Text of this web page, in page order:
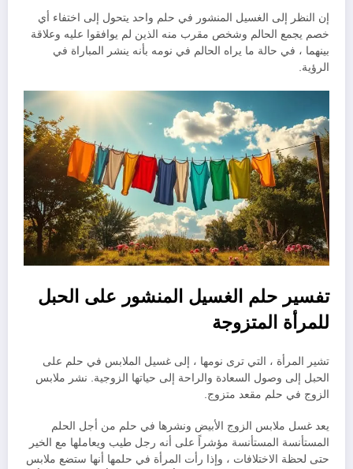
إن النظر إلى الغسيل المنشور في حلم واحد يتحول إلى اختفاء أي
خصم يجمع الحالم وشخص مقرب منه الذين لم يوافقوا عليه وعلاقة
بينهما ، في حالة ما يراه الحالم في نومه بأنه ينشر المباراة في
الرؤية.
تفسير حلم الغسيل المنشور على الحبل
للمرأة المتزوجة
تشير المرأة ، التي ترى نومها ، إلى غسيل الملابس في حلم على
الحبل إلى وصول السعادة والراحة إلى حياتها الزوجية. نشر ملابس
الزوج في حلم مقعد متزوج.
يعد غسل ملابس الزوج الأبيض ونشرها في حلم من أجل الحلم
المستأنسة المستأنسة مؤشراً على أنه رجل طيب ويعاملها مع الخير
حتى لحظة الاختلافات ، وإذا رأت المرأة في حلمها أنها ستضع ملابس